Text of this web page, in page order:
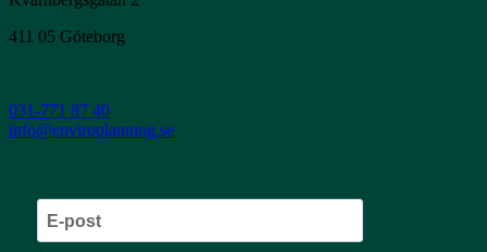
411 05 Göteborg
031-771 87 40
info@enviroplanning.se